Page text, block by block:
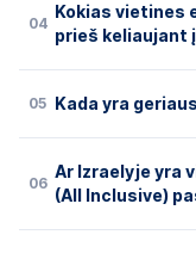
04
Kokias vietines
prieš keliaujant
05 Kada yra
06
Ar Izraelyje yra
(All Inclusive)